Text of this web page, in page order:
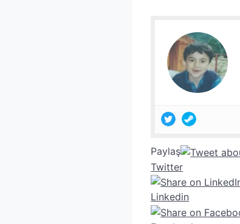
Paylaş
Twitter
Linkedin